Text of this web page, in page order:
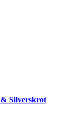
Silverskrot